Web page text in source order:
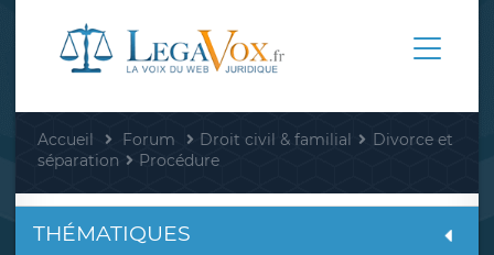
Accueil Forum Droit civil & familial
Divorce et
séparation
Procédure
THÉMATIQUES